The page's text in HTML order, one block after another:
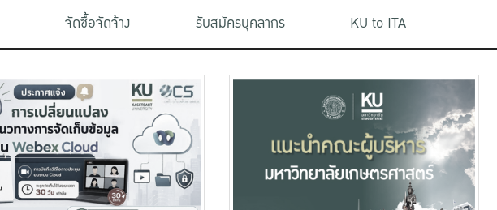
จัดซื้อจัดจ้าง รับสมัครบุคลากร KU to ITA